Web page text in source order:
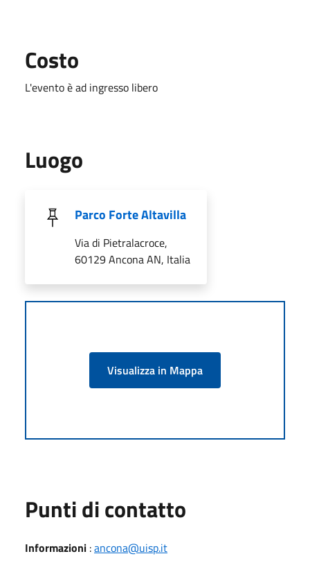
Costo
L'evento è ad ingresso libero
Luogo
Parco Forte Altavilla
Via di Pietralacroce,
60129 Ancona AN, Italia
Visualizza in Mappa
Punti di contatto
Informazioni :ancona@uisp.it